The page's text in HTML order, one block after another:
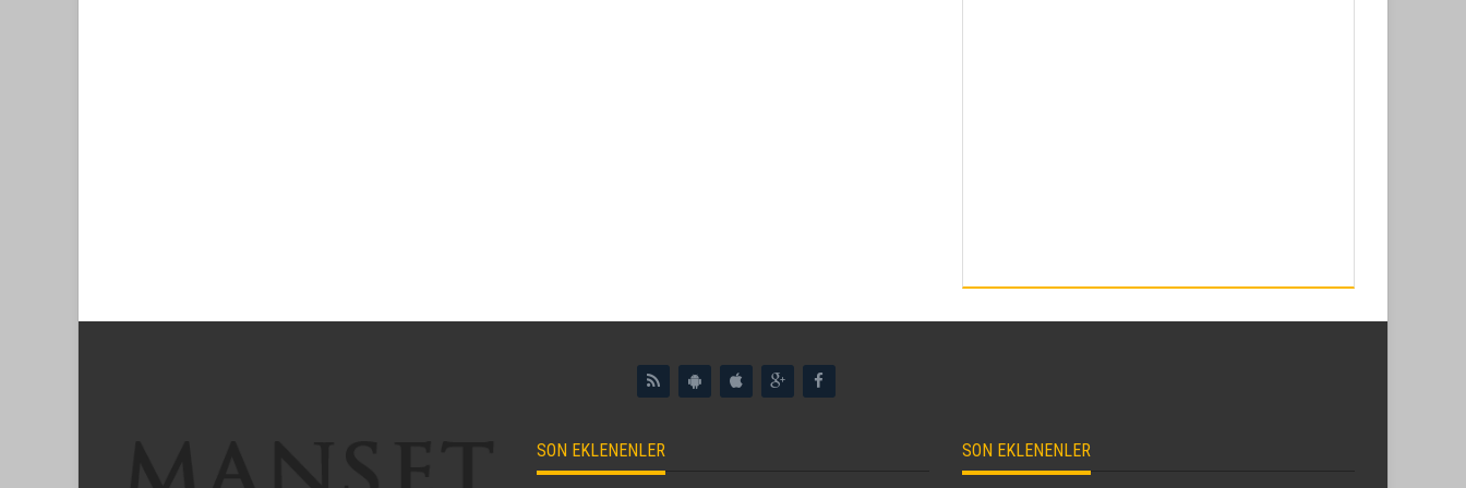
SON EKLENENLER SON EKLENENLER